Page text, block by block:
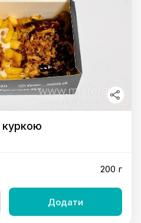
куркою
200 г
Додати